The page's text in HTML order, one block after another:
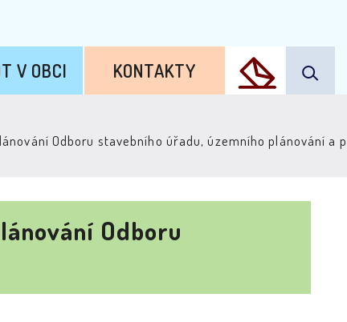
V OBCI KONTAKTY
Odboru stavebního úřadu, územního plánování a
Odboru